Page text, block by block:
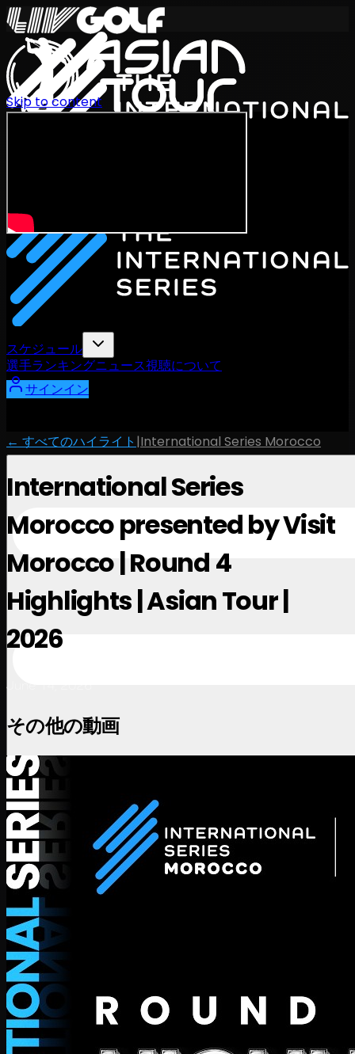
スケジュール
選手ランキングニュース視聴について
サインイン
Skip to content
← すべてのハイライト |International Series Morocco
International Series
Morocco presented by Visit
Morocco | Round 4
Highlights | Asian Tour |
2026
June 14, 2026
その他の動画